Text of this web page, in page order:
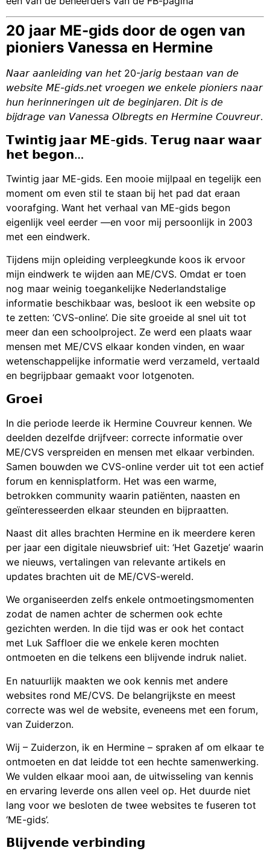
20 jaar ME-gids door de ogen van
pioniers Vanessa en Hermine
𝘕𝘢𝘢𝘳 𝘢𝘢𝘯𝘭𝘦𝘪𝘥𝘪𝘯𝘨 𝘷𝘢𝘯 𝘩𝘦𝘵 20-𝘫𝘢𝘳𝘪𝘨 𝘣𝘦𝘴𝘵𝘢𝘢𝘯 𝘷𝘢𝘯 𝘥𝘦
𝘸𝘦𝘣𝘴𝘪𝘵𝘦 𝘔𝘌-𝘨𝘪𝘥𝘴.𝘯𝘦𝘵 𝘷𝘳𝘰𝘦𝘨𝘦𝘯 𝘸𝘦 𝘦𝘯𝘬𝘦𝘭𝘦 𝘱𝘪𝘰𝘯𝘪𝘦𝘳𝘴 𝘯𝘢𝘢𝘳
𝘩𝘶𝘯 𝘩𝘦𝘳𝘪𝘯𝘯𝘦𝘳𝘪𝘯𝘨𝘦𝘯 𝘶𝘪𝘵 𝘥𝘦 𝘣𝘦𝘨𝘪𝘯𝘫𝘢𝘳𝘦𝘯. 𝘋𝘪𝘵 𝘪𝘴 𝘥𝘦
𝘣𝘪𝘫𝘥𝘳𝘢𝘨𝘦 𝘷𝘢𝘯 𝘝𝘢𝘯𝘦𝘴𝘴𝘢 𝘖𝘭𝘣𝘳𝘦𝘨𝘵𝘴 𝘦𝘯 𝘏𝘦𝘳𝘮𝘪𝘯𝘦 𝘊𝘰𝘶𝘷𝘳𝘦𝘶𝘳.
𝗧𝘄𝗶𝗻𝘁𝗶𝗴 𝗷𝗮𝗮𝗿 𝗠𝗘-𝗴𝗶𝗱𝘀. 𝗧𝗲𝗿𝘂𝗴 𝗻𝗮𝗮𝗿 𝘄𝗮𝗮𝗿
𝗵𝗲𝘁 𝗯𝗲𝗴𝗼𝗻…
Twintig jaar ME-gids. Een mooie mijlpaal en tegelijk een
moment om even stil te staan bij het pad dat eraan
voorafging. Want het verhaal van ME-gids begon
eigenlijk veel eerder —en voor mij persoonlijk in 2003
met een eindwerk.
Tijdens mijn opleiding verpleegkunde koos ik ervoor
mijn eindwerk te wijden aan ME/CVS. Omdat er toen
nog maar weinig toegankelijke Nederlandstalige
informatie beschikbaar was, besloot ik een website op
te zetten: ‘CVS-online’. Die site groeide al snel uit tot
meer dan een schoolproject. Ze werd een plaats waar
mensen met ME/CVS elkaar konden vinden, en waar
wetenschappelijke informatie werd verzameld, vertaald
en begrijpbaar gemaakt voor lotgenoten.
𝗚𝗿𝗼𝗲𝗶
In die periode leerde ik Hermine Couvreur kennen. We
deelden dezelfde drijfveer: correcte informatie over
ME/CVS verspreiden en mensen met elkaar verbinden.
Samen bouwden we CVS-online verder uit tot een actief
forum en kennisplatform. Het was een warme,
betrokken community waarin patiënten, naasten en
geïnteresseerden elkaar steunden en bijpraatten.
Naast dit alles brachten Hermine en ik meerdere keren
per jaar een digitale nieuwsbrief uit: ‘Het Gazetje’ waarin
we nieuws, vertalingen van relevante artikels en
updates brachten uit de ME/CVS-wereld.
We organiseerden zelfs enkele ontmoetingsmomenten
zodat de namen achter de schermen ook echte
gezichten werden. In die tijd was er ook het contact
met Luk Saffloer die we enkele keren mochten
ontmoeten en die telkens een blijvende indruk naliet.
En natuurlijk maakten we ook kennis met andere
websites rond ME/CVS. De belangrijkste en meest
correcte was wel de website, eveneens met een forum,
van Zuiderzon.
Wij – Zuiderzon, ik en Hermine – spraken af om elkaar te
ontmoeten en dat leidde tot een hechte samenwerking.
We vulden elkaar mooi aan, de uitwisseling van kennis
en ervaring leverde ons allen veel op. Het duurde niet
lang voor we besloten de twee websites te fuseren tot
‘ME-gids’.
𝗕𝗹𝗶𝗷𝘃𝗲𝗻𝗱𝗲 𝘃𝗲𝗿𝗯𝗶𝗻𝗱𝗶𝗻𝗴